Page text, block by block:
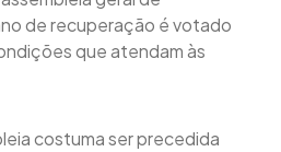
de recuperação é votado
que atendam às
costuma ser precedida